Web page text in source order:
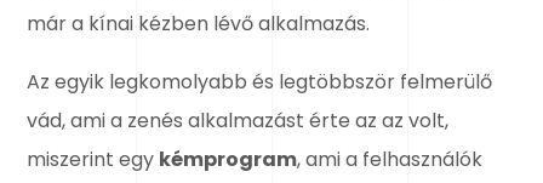
már a kínai kézben lévő alkalmazás.
Az egyik legkomolyabb és legtöbbször felmerülő
vád, ami a zenés alkalmazást érte az az volt,
miszerint egy kémprogram, ami a felhasználók